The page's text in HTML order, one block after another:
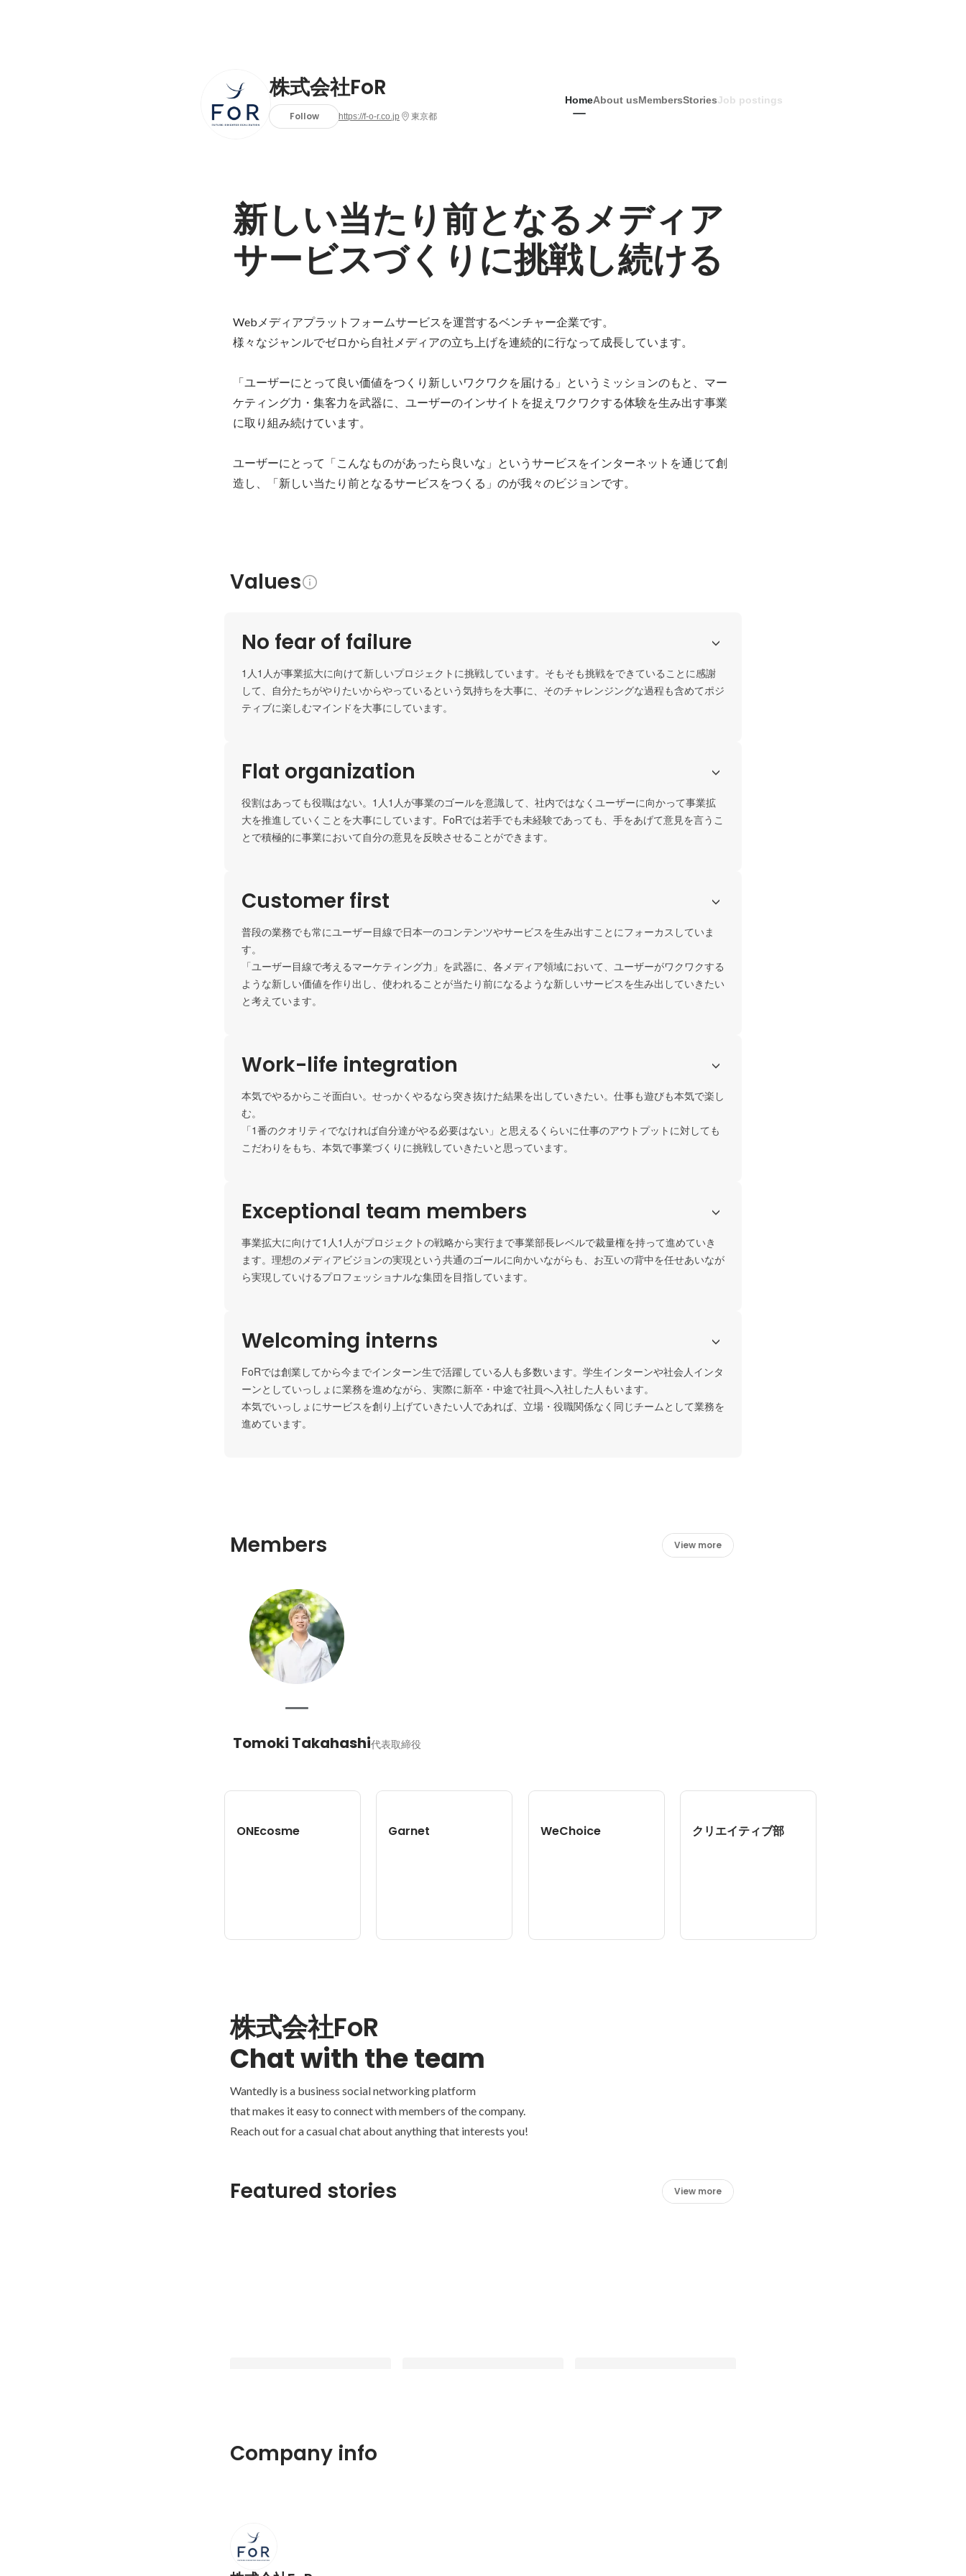
株式会社FoR
Follow https://f-o-r.co.jp 東京都
HomeAbout usMembersStoriesJob postings
新しい当たり前となるメディア
サービスづくりに挑戦し続ける
Webメディアプラットフォームサービスを運営するベンチャー企業です。
様々なジャンルでゼロから自社メディアの立ち上げを連続的に行なって成長しています。
「ユーザーにとって良い価値をつくり新しいワクワクを届ける」というミッションのもと、マー
ケティング力・集客力を武器に、ユーザーのインサイトを捉えワクワクする体験を生み出す事業
に取り組み続けています。
ユーザーにとって「こんなものがあったら良いな」というサービスをインターネットを通じて創
造し、「新しい当たり前となるサービスをつくる」のが我々のビジョンです。
Values
No fear of failure
1人1人が事業拡大に向けて新しいプロジェクトに挑戦しています。そもそも挑戦をできていることに感謝
して、自分たちがやりたいからやっているという気持ちを大事に、そのチャレンジングな過程も含めてポジ
ティブに楽しむマインドを大事にしています。
Flat organization
役割はあっても役職はない。1人1人が事業のゴールを意識して、社内ではなくユーザーに向かって事業拡
大を推進していくことを大事にしています。FoRでは若手でも未経験であっても、手をあげて意見を言うこ
とで積極的に事業において自分の意見を反映させることができます。
Customer first
普段の業務でも常にユーザー目線で日本一のコンテンツやサービスを生み出すことにフォーカスしていま
す。
「ユーザー目線で考えるマーケティング力」を武器に、各メディア領域において、ユーザーがワクワクする
ような新しい価値を作り出し、使われることが当たり前になるような新しいサービスを生み出していきたい
と考えています。
Work-life integration
本気でやるからこそ面白い。せっかくやるなら突き抜けた結果を出していきたい。仕事も遊びも本気で楽し
む。
「1番のクオリティでなければ自分達がやる必要はない」と思えるくらいに仕事のアウトプットに対しても
こだわりをもち、本気で事業づくりに挑戦していきたいと思っています。
Exceptional team members
事業拡大に向けて1人1人がプロジェクトの戦略から実行まで事業部長レベルで裁量権を持って進めていき
ます。理想のメディアビジョンの実現という共通のゴールに向かいながらも、お互いの背中を任せあいなが
ら実現していけるプロフェッショナルな集団を目指しています。
Welcoming interns
FoRでは創業してから今までインターン生で活躍している人も多数います。学生インターンや社会人インタ
ーンとしていっしょに業務を進めながら、実際に新卒・中途で社員へ入社した人もいます。
本気でいっしょにサービスを創り上げていきたい人であれば、立場・役職関係なく同じチームとして業務を
進めています。
Members View more
Tomoki Takahashi代表取締役
ONEcosme Garnet WeChoice クリエイティブ部
株式会社FoR
Chat with the team
Wantedly is a business social networking platform
that makes it easy to connect with members of the company.
Reach out for a casual chat about anything that interests you!
Featured stories View more
【20歳で会社を起業の経緯とこれ
から】ビジネスで挑戦を続ける理由
Company info